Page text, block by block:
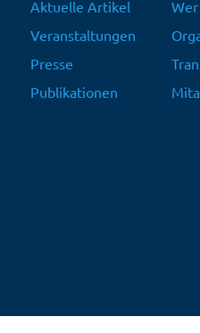
Aktuelle Artikel
Veranstaltungen
Presse
Publikationen